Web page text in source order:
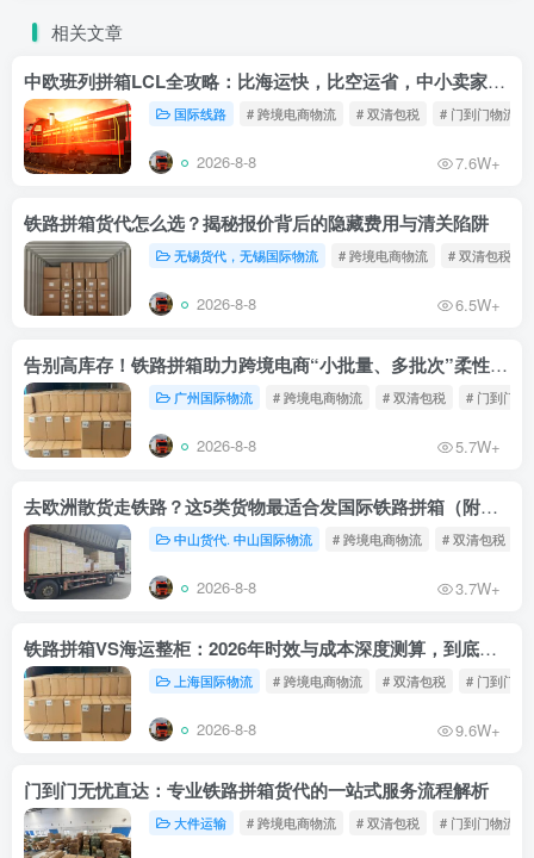
相关文章
中欧班列拼箱LCL全攻略：比海运快，比空运省，中小卖家的物流新宠！
国际线路 # 跨境电商物流 # 双清包税 # 门到门物流
2026-8-8 7.6W+
铁路拼箱货代怎么选？揭秘报价背后的隐藏费用与清关陷阱
无锡货代，无锡国际物流 # 跨境电商物流 # 双清包税
2026-8-8 6.5W+
告别高库存！铁路拼箱助力跨境电商“小批量、多批次”柔性补货
广州国际物流 # 跨境电商物流 # 双清包税 # 门到门物
2026-8-8 5.7W+
去欧洲散货走铁路？这5类货物最适合发国际铁路拼箱（附禁运清单）
中山货代. 中山国际物流 # 跨境电商物流 # 双清包税
2026-8-8 3.7W+
铁路拼箱VS海运整柜：2026年时效与成本深度测算，到底能省多少钱？
上海国际物流 # 跨境电商物流 # 双清包税 # 门到门物
2026-8-8 9.6W+
门到门无忧直达：专业铁路拼箱货代的一站式服务流程解析
大件运输 # 跨境电商物流 # 双清包税 # 门到门物流